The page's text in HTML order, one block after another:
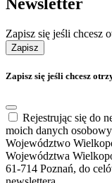
Zapisz się jeśli chcesz
Zapisz
Zapisz się jeśli chcesz
Rejestrując się do
moich danych
Województwo
Województwa
61-714 Poznań, do